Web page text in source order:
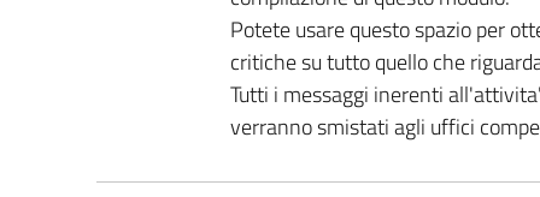
Potete usare questo spazio per
critiche su tutto quello che
Tutti i messaggi inerenti
verranno smistati agli uffici